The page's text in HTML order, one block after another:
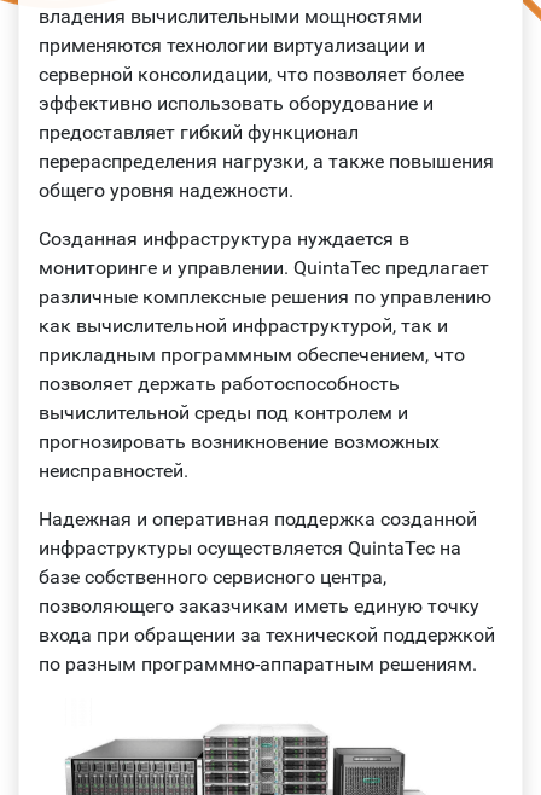
владения вычислительными мощностями
применяются технологии виртуализации и
серверной консолидации, что позволяет более
эффективно использовать оборудование и
предоставляет гибкий функционал
перераспределения нагрузки, а также повышения
общего уровня надежности.
Созданная инфраструктура нуждается в
мониторинге и управлении. QuintaTec предлагает
различные комплексные решения по управлению
как вычислительной инфраструктурой, так и
прикладным программным обеспечением, что
позволяет держать работоспособность
вычислительной среды под контролем и
прогнозировать возникновение возможных
неисправностей.
Надежная и оперативная поддержка созданной
инфраструктуры осуществляется QuintaTec на
базе собственного сервисного центра,
позволяющего заказчикам иметь единую точку
входа при обращении за технической поддержкой
по разным программно-аппаратным решениям.